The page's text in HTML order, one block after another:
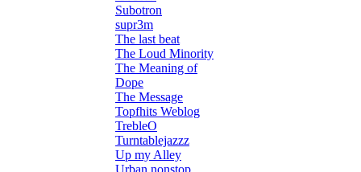
Subotron
supr3m
The last beat
The Loud Minority
The Meaning of
Dope
The Message
Topfhits Weblog
TrebleO
Turntablejazzz
Up my Alley
Urban nonstop